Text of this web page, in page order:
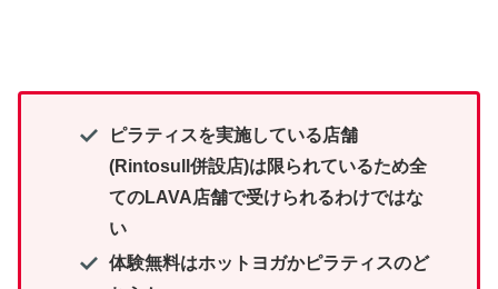
ピラティスを実施している店舗
(Rintosull併設店)は限られているため全
てのLAVA店舗で受けられるわけではな
い
体験無料はホットヨガかピラティスのど